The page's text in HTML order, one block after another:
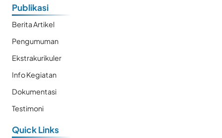
Publikasi
Berita Artikel
Pengumuman
Ekstrakurikuler
Info Kegiatan
Dokumentasi
Testimoni
Quick Links